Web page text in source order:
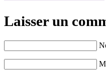
Laisser un